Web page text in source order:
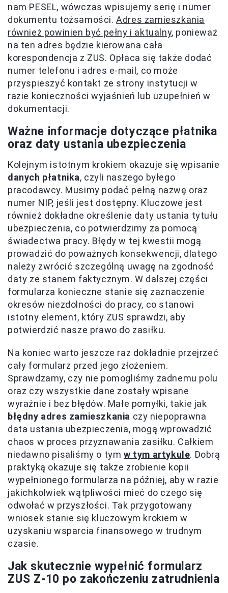
nam PESEL, wówczas wpisujemy serię i numer
dokumentu tożsamości.Adres zamieszkania
również powinien być pełny i aktualny, ponieważ
na ten adres będzie kierowana cała
korespondencja z ZUS. Opłaca się także dodać
numer telefonu i adres e-mail, co może
przyspieszyć kontakt ze strony instytucji w
razie konieczności wyjaśnień lub uzupełnień w
dokumentacji.
Ważne informacje dotyczące płatnika
oraz daty ustania ubezpieczenia
Kolejnym istotnym krokiem okazuje się wpisanie
danych płatnika, czyli naszego byłego
pracodawcy. Musimy podać pełną nazwę oraz
numer NIP, jeśli jest dostępny. Kluczowe jest
również dokładne określenie daty ustania tytułu
ubezpieczenia, co potwierdzimy za pomocą
świadectwa pracy. Błędy w tej kwestii mogą
prowadzić do poważnych konsekwencji, dlatego
należy zwrócić szczególną uwagę na zgodność
daty ze stanem faktycznym. W dalszej części
formularza konieczne stanie się zaznaczenie
okresów niezdolności do pracy, co stanowi
istotny element, który ZUS sprawdzi, aby
potwierdzić nasze prawo do zasiłku.
Na koniec warto jeszcze raz dokładnie przejrzeć
cały formularz przed jego złożeniem.
Sprawdzamy, czy nie pomogliśmy żadnemu polu
oraz czy wszystkie dane zostały wpisane
wyraźnie i bez błędów. Małe pomyłki, takie jak
błędny adres zamieszkania czy niepoprawna
data ustania ubezpieczenia, mogą wprowadzić
chaos w proces przyznawania zasiłku. Całkiem
niedawno pisaliśmy o tymw tym artykule. Dobrą
praktyką okazuje się także zrobienie kopii
wypełnionego formularza na później, aby w razie
jakichkolwiek wątpliwości mieć do czego się
odwołać w przyszłości. Tak przygotowany
wniosek stanie się kluczowym krokiem w
uzyskaniu wsparcia finansowego w trudnym
czasie.
Jak skutecznie wypełnić formularz
ZUS Z-10 po zakończeniu zatrudnienia